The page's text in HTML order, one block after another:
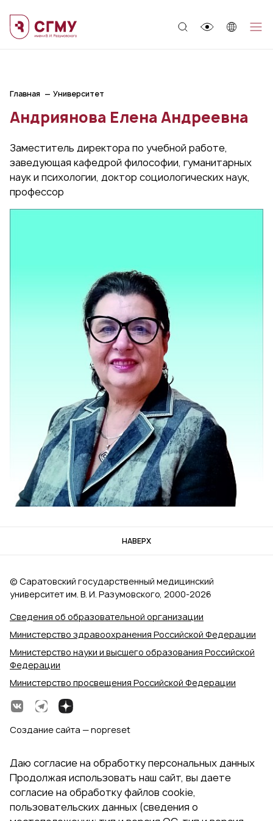
Главная Университет
Андриянова Елена Андреевна
Заместитель директора по учебной работе,
заведующая кафедрой философии, гуманитарных
наук и психологии, доктор социологических наук,
профессор
НАВЕРХ
Сведения об образовательной организации
Министерство здравоохранения Российской Федерации
Министерство науки и высшего образования Российской
Федерации
Министерство просвещения Российской Федерации
© Саратовский государственный медицинский
университет им. В. И. Разумовского, 2000‑2026
Создание сайта — nopreset
Даю согласие на обработку персональных данных
Продолжая использовать наш сайт, вы даете
согласие на обработку файлов cookie,
пользовательских данных (сведения о